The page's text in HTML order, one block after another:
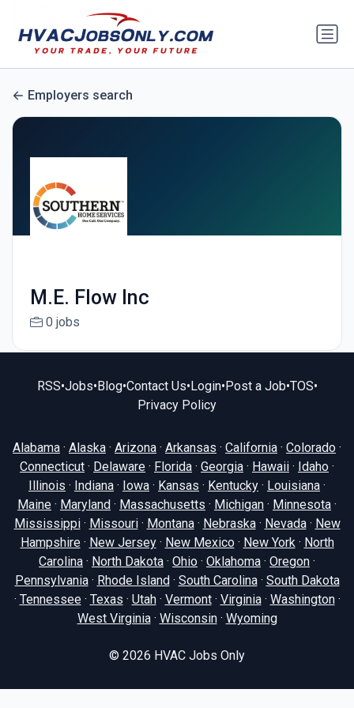
Employers search
M.E. Flow Inc
0 jobs
RSS•Jobs•Blog•Contact Us•Login•Post a Job•TOS•
Privacy Policy
Alabama · Alaska · Arizona · Arkansas · California · Colorado ·
Connecticut · Delaware · Florida · Georgia · Hawaii · Idaho ·
Illinois · Indiana · Iowa · Kansas · Kentucky · Louisiana ·
Maine · Maryland · Massachusetts · Michigan · Minnesota ·
Mississippi· Missouri· Montana· Nebraska· Nevada· New
Hampshire· New Jersey· New Mexico· New York· North
Carolina · North Dakota · Ohio · Oklahoma · Oregon ·
Pennsylvania· Rhode Island · South Carolina· South Dakota
· Tennessee· Texas · Utah· Vermont· Virginia· Washington·
West Virginia· Wisconsin· Wyoming
© 2026 HVAC Jobs Only